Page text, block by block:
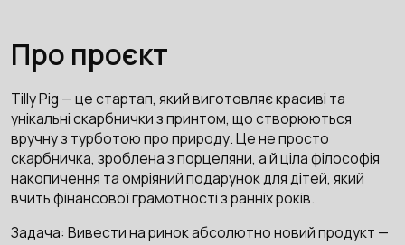
Про проєкт
Tilly Pig — це стартап, який виготовляє красиві та
унікальні скарбнички з принтом, що створюються
вручну з турботою про природу. Це не просто
скарбничка, зроблена з порцеляни, а й ціла філософія
накопичення та омріяний подарунок для дітей, який
вчить фінансової грамотності з ранніх років.
Задача: Вивести на ринок абсолютно новий продукт —